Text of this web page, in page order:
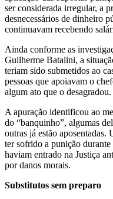
ser considerada irregular, a
desnecessários de dinheiro
continuavam recebendo
Ainda conforme as
Guilherme Batalini, a
teriam sido submetidos ao
pessoas que apoiavam o
algum ato que o desagradou.
A apuração identificou ao
do “banquinho”, algumas
outras já estão aposentadas.
ter sofrido a punição
haviam entrado na Justiça
por danos morais.
Substitutos sem preparo